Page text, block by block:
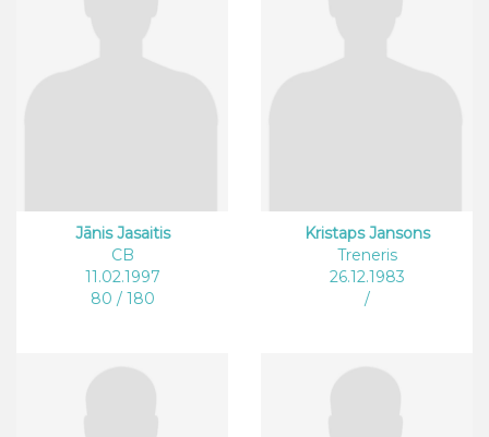
Jānis Jasaitis
CB
11.02.1997
80 / 180
Kristaps Jansons
Treneris
26.12.1983
/